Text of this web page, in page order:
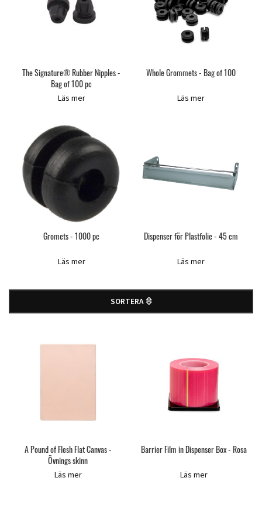
The Signature® Rubber Nipples -
Bag of 100 pc
Läs mer
Whole Grommets - Bag of 100
Läs mer
Gromets - 1000 pc
Läs mer
Dispenser för Plastfolie - 45 cm
Läs mer
SORTERA
A Pound of Flesh Flat Canvas -
Övnings skinn
Läs mer
Barrier Film in Dispenser Box - Rosa
Läs mer